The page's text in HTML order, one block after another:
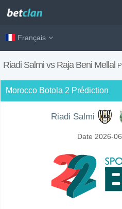
Français
Riadi Salmi vs Raja Beni Mellal
Morocco Botola 2 Prédiction
Riadi Salmi
Date 2026-